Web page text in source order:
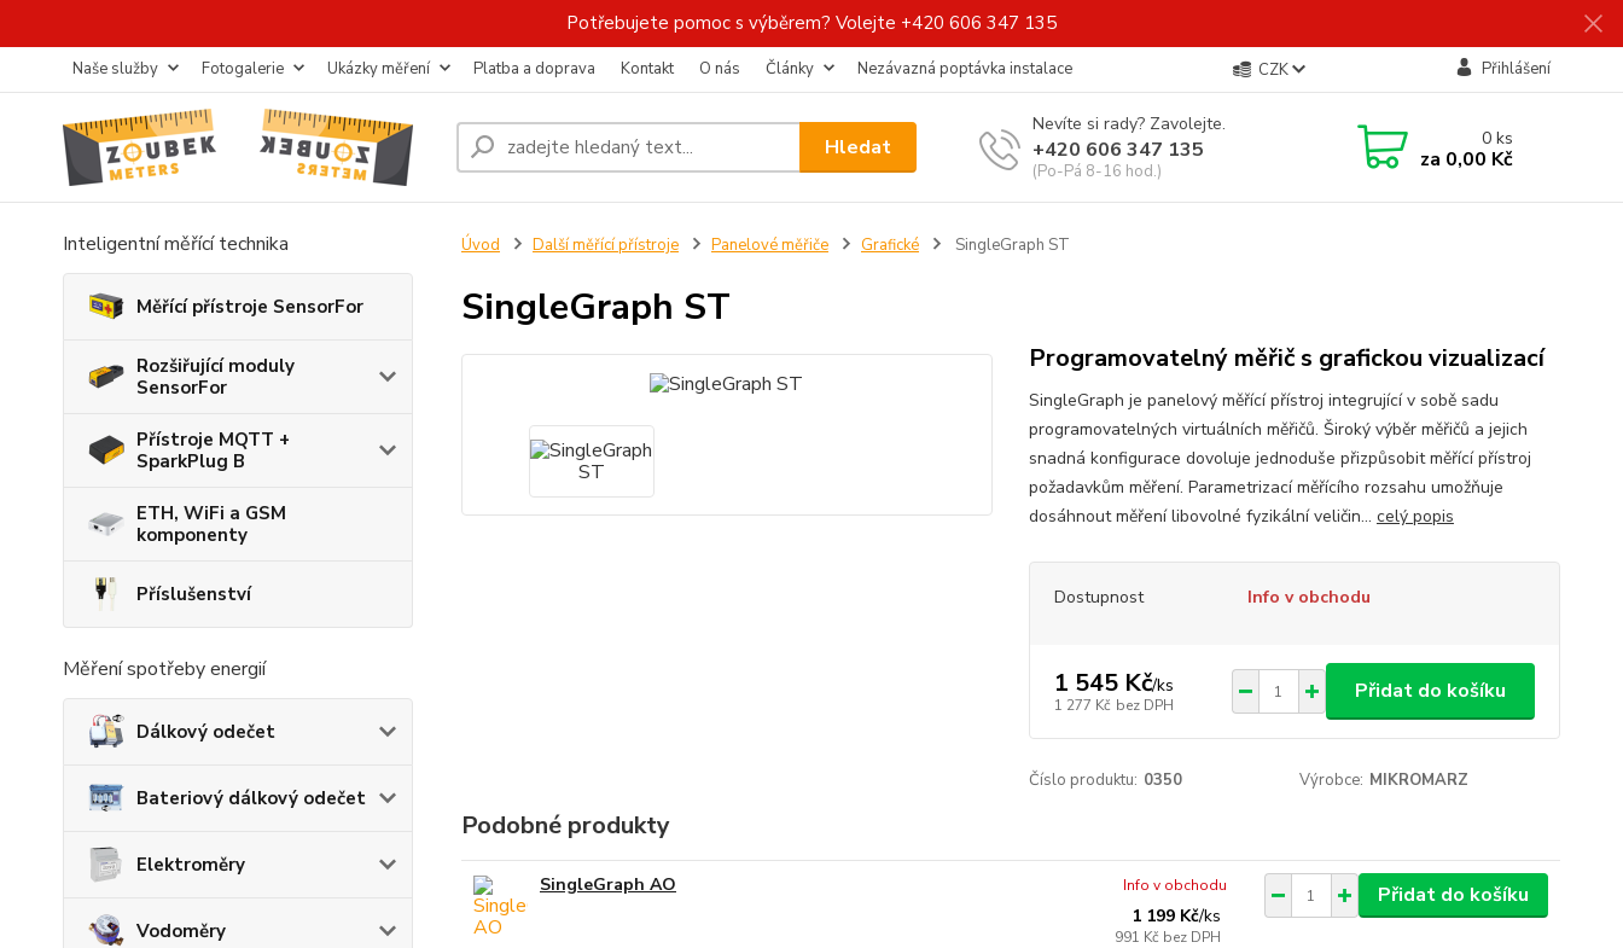
Potřebujete pomoc s výběrem? Volejte +420 606 347 135
Naše služby Fotogalerie Ukázky měření Platba a doprava Kontakt O nás Články Nezávazná poptávka instalace CZK Přihlášení
Hledat
Nevíte si rady? Zavolejte.
+420 606 347 135
(Po-Pá 8-16 hod.)
0ks
za 0,00 Kč
Inteligentní měřící technika
Měřící přístroje SensorFor
Rozšiřující moduly
SensorFor
Přístroje MQTT +
SparkPlug B
ETH, WiFi a GSM
komponenty
Příslušenství
Měření spotřeby energií
Dálkový odečet
Bateriový dálkový odečet
Elektroměry
Vodoměry
Úvod Další měřící přístroje Panelové měřiče Grafické SingleGraph ST
SingleGraph ST
Programovatelný měřič s grafickou vizualizací
SingleGraph je panelový měřící přístroj integrující v sobě sadu
programovatelných virtuálních měřičů. Široký výběr měřičů a jejich
snadná konfigurace dovoluje jednoduše přizpůsobit měřící přístroj
požadavkům měření. Parametrizací měřícího rozsahu umožňuje
dosáhnout měření libovolné fyzikální veličin... celý popis
Dostupnost Info v obchodu
1 545 Kč/ks
1 277 Kč bez DPH
Přidat do košíku
Číslo produktu: 0350 Výrobce: MIKROMARZ
Podobné produkty
SingleGraph AO
1 199 Kč/ks
991 Kč bez DPH
Info v obchodu Přidat do košíku